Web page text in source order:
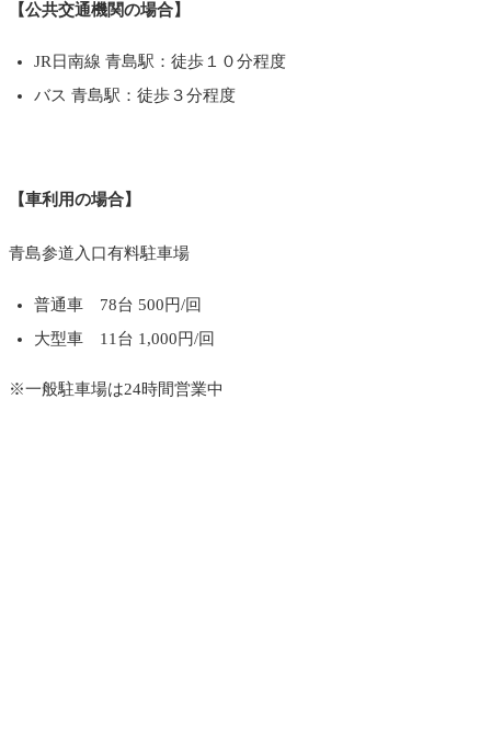
【公共交通機関の場合】
JR日南線 青島駅：徒歩１０分程度
バス 青島駅：徒歩３分程度
【車利用の場合】
青島参道入口有料駐車場
普通車 78台 500円/回
大型車 11台 1,000円/回
※一般駐車場は24時間営業中